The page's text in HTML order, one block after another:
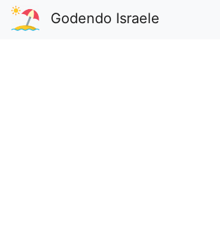
Godendo Israele